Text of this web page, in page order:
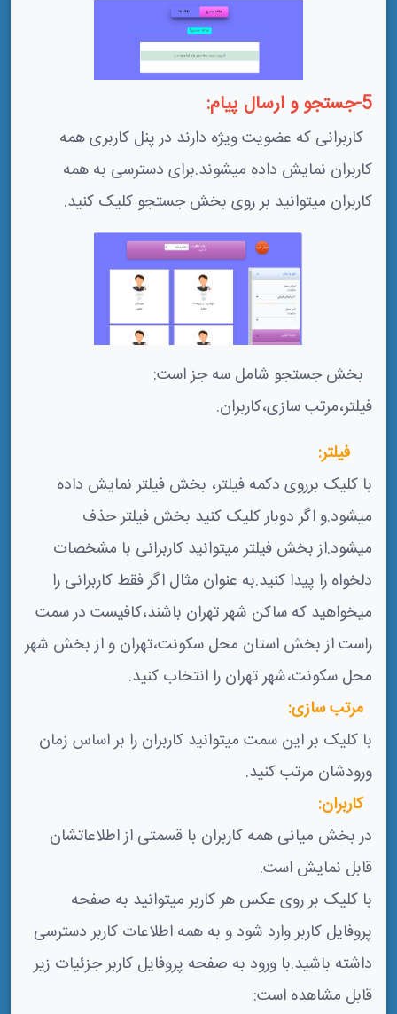
5-جستجو و ارسال پیام:
کاربرانی که عضویت ویژه دارند در پنل کاربری همه
کاربران نمایش داده میشوند.برای دسترسی به همه
کاربران میتوانید بر روی بخش جستجو کلیک کنید.
بخش جستجو شامل سه جز است:
فیلتر،مرتب سازی،کاربران.
فیلتر:
با کلیک برروی دکمه فیلتر، بخش فیلتر نمایش داده
میشود.و اگر دوبار کلیک کنید بخش فیلتر حذف
میشود.از بخش فیلتر میتوانید کاربرانی با مشخصات
دلخواه را پیدا کنید.به عنوان مثال اگر فقط کاربرانی را
میخواهید که ساکن شهر تهران باشند،کافیست در سمت
راست از بخش استان محل سکونت،تهران و از بخش شهر
محل سکونت،شهر تهران را انتخاب کنید.
مرتب سازی:
با کلیک بر این سمت میتوانید کاربران را بر اساس زمان
ورودشان مرتب کنید.
کاربران:
در بخش میانی همه کاربران با قسمتی از اطلاعاتشان
قابل نمایش است.
با کلیک بر روی عکس هر کاربر میتوانید به صفحه
پروفایل کاربر وارد شود و به همه اطلاعات کاربر دسترسی
داشته باشید.با ورود به صفحه پروفایل کاربر جزئیات زیر
قابل مشاهده است: